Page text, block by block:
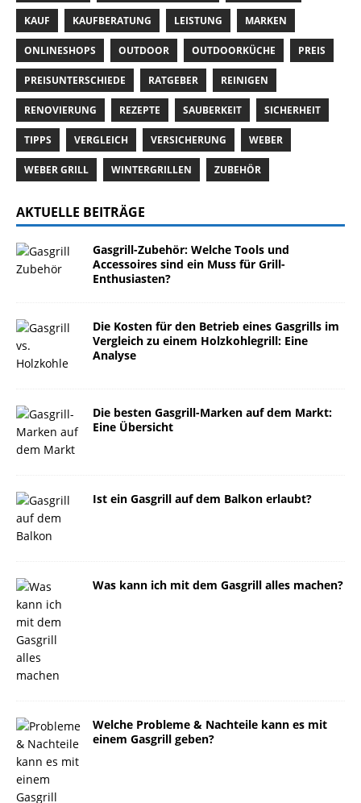
KAUF KAUFBERATUNG LEISTUNG MARKEN
ONLINESHOPS OUTDOOR OUTDOORKÜCHE PREIS
PREISUNTERSCHIEDE RATGEBER REINIGEN
RENOVIERUNG REZEPTE SAUBERKEIT SICHERHEIT
TIPPS VERGLEICH VERSICHERUNG WEBER
WEBER GRILL WINTERGRILLEN ZUBEHÖR
AKTUELLE BEITRÄGE
Gasgrill-Zubehör: Welche Tools und
Accessoires sind ein Muss für Grill-
Enthusiasten?
Die Kosten für den Betrieb eines Gasgrills im
Vergleich zu einem Holzkohlegrill: Eine
Analyse
Die besten Gasgrill-Marken auf dem Markt:
Eine Übersicht
Ist ein Gasgrill auf dem Balkon erlaubt?
Was kann ich mit dem Gasgrill alles machen?
Welche Probleme & Nachteile kann es mit
einem Gasgrill geben?